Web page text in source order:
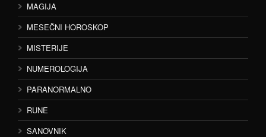
MAGIJA
MESEČNI HOROSKOP
MISTERIJE
NUMEROLOGIJA
PARANORMALNO
RUNE
SANOVNIK